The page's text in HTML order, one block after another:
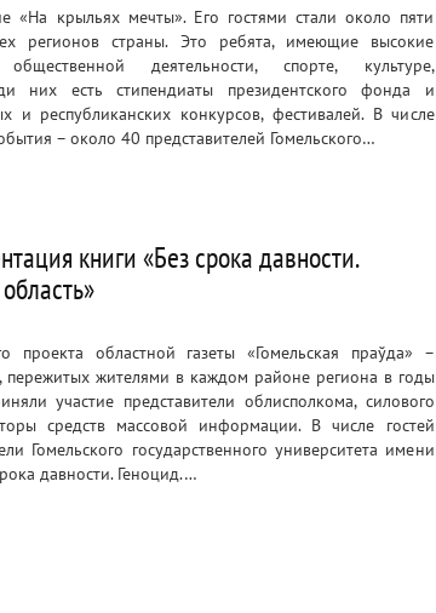
«На крыльях мечты». Его гостями стали около пяти
регионов страны. Это ребята, имеющие высокие
деятельности, спорте, культуре,
них есть стипендиаты президентского фонда и
и республиканских конкурсов, фестивалей. В числе
– около 40 представителей Гомельского…
книги «Без срока давности.
проекта областной газеты «Гомельская праўда» –
пережитых жителями в каждом районе региона в годы
участие представители облисполкома, силового
средств массовой информации. В числе гостей
Гомельского государственного университета имени
давности. Геноцид.…